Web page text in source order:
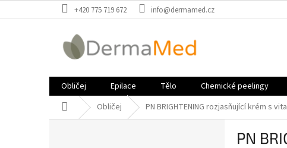
na
+420 775 719 672 info@dermamed.cz
Obličej Epilace Tělo Chemické peelingy
Domů Obličej PN BRIGHTENING rozjasňující krém s
PN